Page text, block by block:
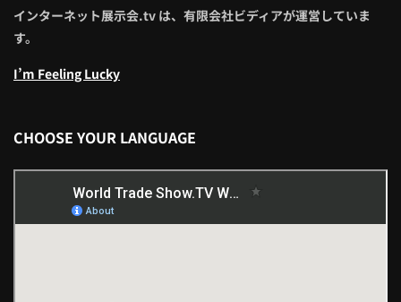
インターネット展示会.tv は、有限会社ビディアが運営していま
す。
I’m Feeling Lucky
CHOOSE YOUR LANGUAGE